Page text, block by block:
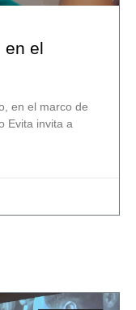
en el
en el marco de
Evita invita a